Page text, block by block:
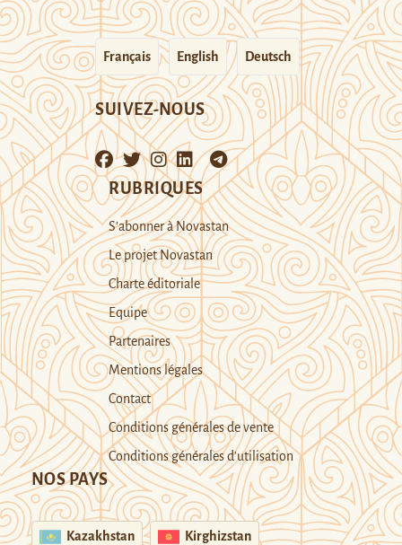
Français English Deutsch
SUIVEZ-NOUS
RUBRIQUES
S’abonner à Novastan
Le projet Novastan
Charte éditoriale
Equipe
Partenaires
Mentions légales
Contact
Conditions générales de vente
Conditions générales d’utilisation
NOS PAYS
Kazakhstan Kirghizstan